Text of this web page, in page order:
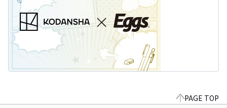
PAGE TOP